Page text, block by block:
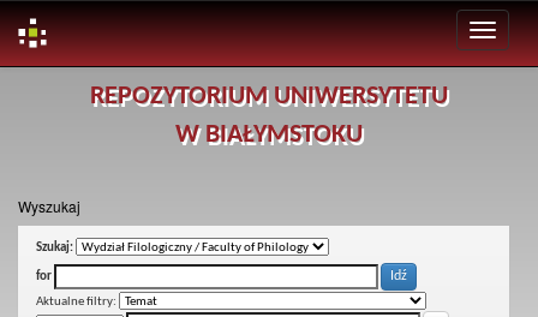
REPOZYTORIUM UNIWERSYTETU
W BIAŁYMSTOKU
Wyszukaj
Szukaj:
for
Aktualne filtry: